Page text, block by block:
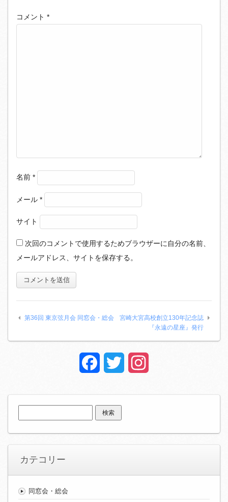
コメント *
名前 *
メール *
サイト
次回のコメントで使用するためブラウザーに自分の名前、
メールアドレス、サイトを保存する。
第36回 東京弦月会 同窓会・総会
宮崎大宮高校創立130年記念誌
『永遠の星座』発行
FacebookTwitter
索:
カテコリー
同窓会・総会